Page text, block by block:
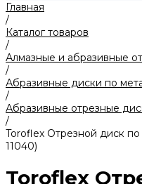
Главная
/
Каталог товаров
/
Алмазные и абразивные
/
Абразивные диски по
/
Абразивные отрезные
/
Toroflex Отрезной диск по
11040)
Toroflex